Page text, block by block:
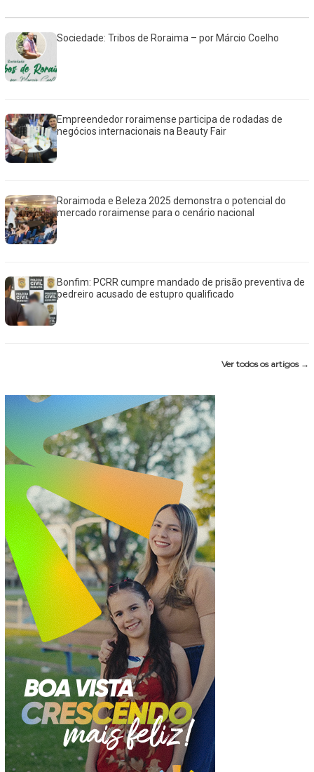
Sociedade: Tribos de Roraima – por Márcio Coelho
Empreendedor roraimense participa de rodadas de
negócios internacionais na Beauty Fair
Roraimoda e Beleza 2025 demonstra o potencial do
mercado roraimense para o cenário nacional
Bonfim: PCRR cumpre mandado de prisão preventiva de
pedreiro acusado de estupro qualificado
Ver todos os artigos →